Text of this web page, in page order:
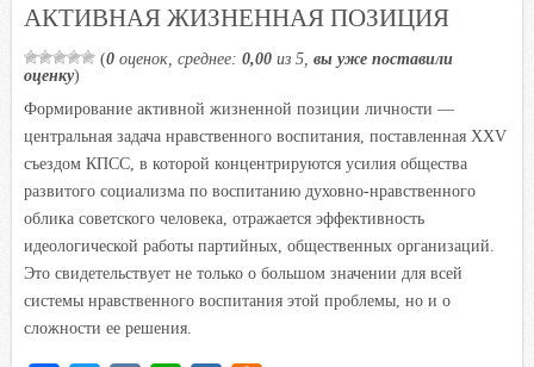
АКТИВНАЯ ЖИЗНЕННАЯ ПОЗИЦИЯ
(0 оценок, среднее: 0,00 из 5, вы уже поставили
оценку)
Формирование активной жизненной позиции личности —
центральная задача нравственного воспитания, поставленная XXV
съездом КПСС, в которой концентрируются усилия общества
развитого социализма по воспитанию духовно-нравственного
облика советского человека, отражается эффективность
идеологической работы партийных, общественных организаций.
Это свидетельствует не только о большом значении для всей
системы нравственного воспитания этой проблемы, но и о
сложности ее решения.